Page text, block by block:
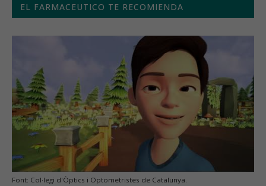
EL FARMACEUTICO TE RECOMIENDA
Font: Col·legi d'Òptics i Optometristes de Catalunya.